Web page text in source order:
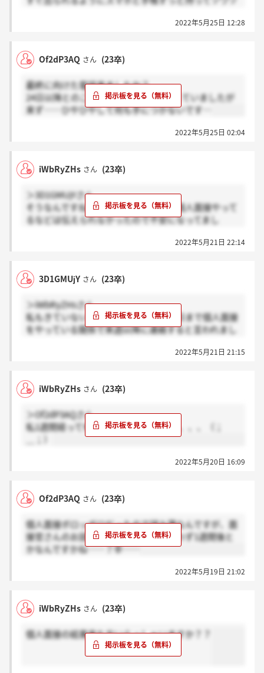
2022年5月25日 12:28
Of2dP3AQ さん (23卒)
最終に向けた電話来ましたか？
24日以降とのことだったので1日待機していましたが
来ず……ひやひやして何も手につかないです…
2022年5月25日 02:04
iWbRyZHs さん (23卒)
＞3D1GMUjYさん
そうなんですね、、！！私は20日まで個人面接やって
るなどは伝えられなかったので不安になってまし
2022年5月21日 22:14
3D1GMUjY さん (23卒)
＞iWbRyZHsさん
私もきていないです。面接の際に、20日まで個人面接
をやっている関係で来週以降に連絡すると言われまし
2022年5月21日 21:15
iWbRyZHs さん (23卒)
＞Of2dP3AQさん
私1週間経っても連絡きてないです、、、、、（；
2022年5月20日 16:09
Of2dP3AQ さん (23卒)
個人面接ボロッボロだったので望み薄なんですが、面
接官さんのお話によると結果は合否問わず1週間後と
かなんですかね……？辛……
2022年5月19日 21:02
iWbRyZHs さん (23卒)
個人面接の結果来た方いらっしゃいますか？？